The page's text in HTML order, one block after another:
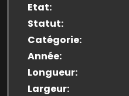
Etat
Statut
Catégorie
Année
Longueur
Largeur